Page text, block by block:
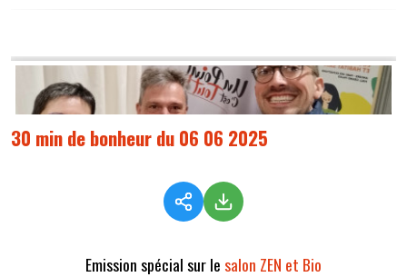
30 min de bonheur du 06 06 2025
Emission spécial sur lesalon ZEN et Bio